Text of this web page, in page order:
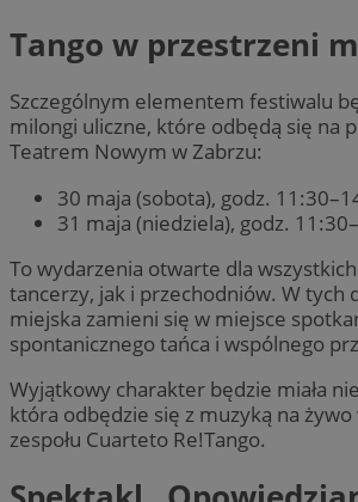
Tango w przestrzeni
Szczególnym elementem festiwalu
milongi uliczne, które odbędą się na
Teatrem Nowym w Zabrzu:
30 maja (sobota), godz.
31 maja (niedziela), godz.
To wydarzenia otwarte dla
tancerzy, jak i przechodniów. W tych
miejska zamieni się w miejsce
spontanicznego tańca i wspólnego
Wyjątkowy charakter będzie miała
która odbędzie się z muzyką na
zespołu Cuarteto Re!Tango.